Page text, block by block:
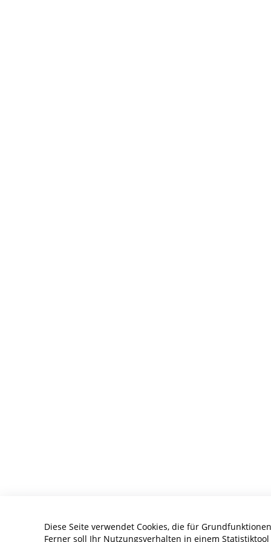
Diese Seite verwendet Cookies, die für
Ferner soll Ihr Nutzungsverhalten in einem